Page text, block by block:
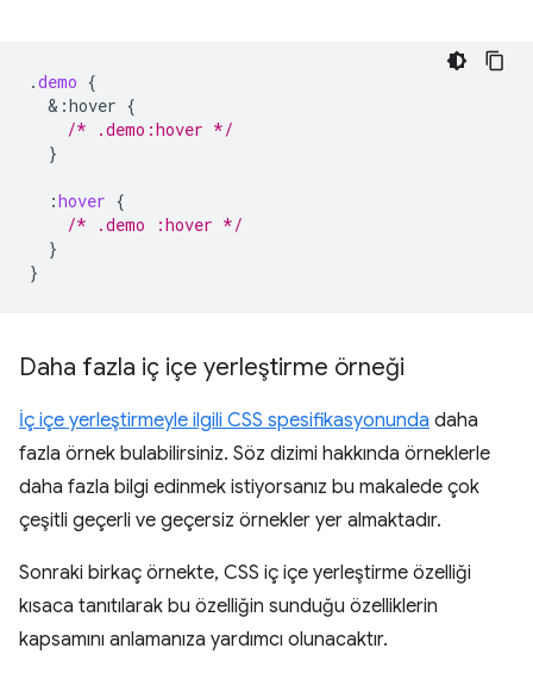
.demo {
& :hover {
/* .demo:hover */
}
:hover {
/* .demo :hover */
}
}
Daha fazla iç içe yerleştirme örneği
İç içe yerleştirmeyle ilgili CSS spesifikasyonunda daha
fazla örnek bulabilirsiniz. Söz dizimi hakkında örneklerle
daha fazla bilgi edinmek istiyorsanız bu makalede çok
çeşitli geçerli ve geçersiz örnekler yer almaktadır.
Sonraki birkaç örnekte, CSS iç içe yerleştirme özelliği
kısaca tanıtılarak bu özelliğin sunduğu özelliklerin
kapsamını anlamanıza yardımcı olunacaktır.